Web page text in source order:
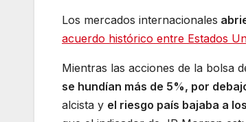
Los mercados internacionales
acuerdo histórico entre Estados
Mientras las acciones de la bolsa
se hundían más de 5%, por
alcista y el riesgo país bajaba a